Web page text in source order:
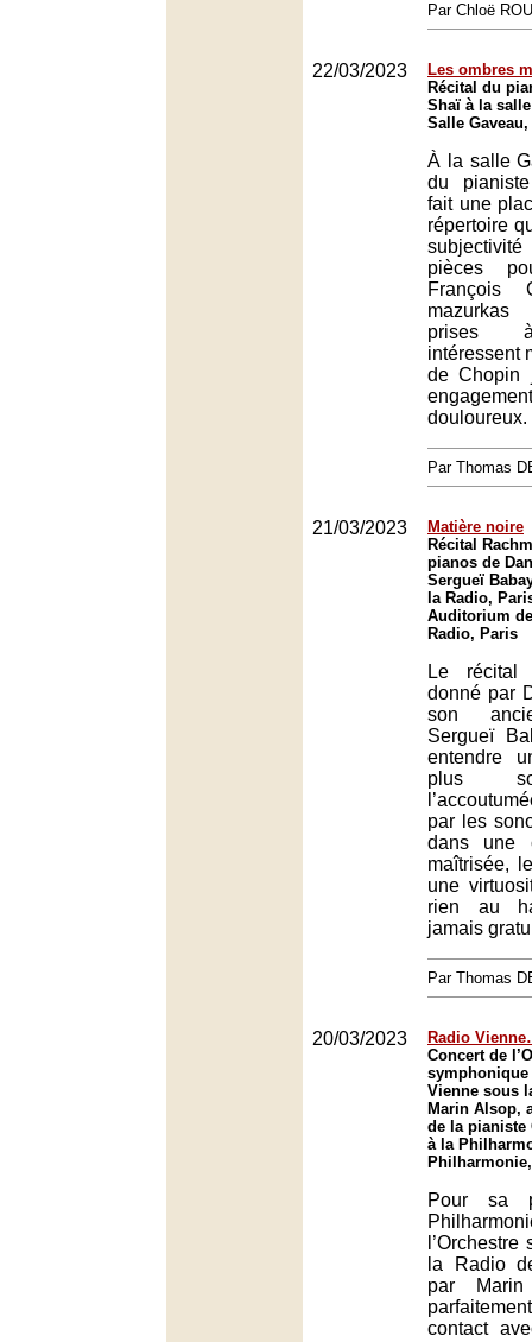
Par Chloë
22/03/2023
Les ombres
Récital du
Shaï à la
Salle
À la salle
du
fait une
répertoire
pièces
François
prises
intéressent
de Chopin
douloureux.
Par Thomas
21/03/2023
Matière noire
Récital
pianos de
Sergueï
la Radio,
Auditorium
Radio, Paris
Le récital
donné par
son
Sergueï
entendre
plus
par les
dans une
maîtrisée,
une
rien au
jamais
Par Thomas
20/03/2023
Radio
Concert de
symphonique
Vienne sous
Marin Alsop,
de la pianiste
à la
Pour sa
la Radio
par
contact